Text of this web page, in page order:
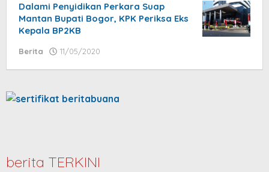
Dalami Penyidikan Perkara Suap
Mantan Bupati Bogor, KPK Periksa Eks
Kepala BP2KB
Berita 11/05/2020
berita TERKINI